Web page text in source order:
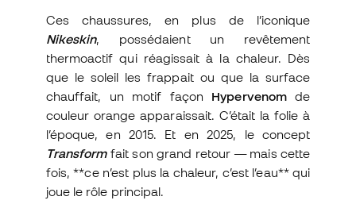
Ces chaussures, en plus de l’iconique
Nikeskin, possédaient un revêtement
thermoactif qui réagissait à la chaleur. Dès
que le soleil les frappait ou que la surface
chauffait, un motif façon Hypervenom de
couleur orange apparaissait. C’était la folie à
l’époque, en 2015. Et en 2025, le concept
Transformfait son grand retour — mais cette
fois, **ce n’est plus la chaleur, c’est l’eau** qui
joue le rôle principal.